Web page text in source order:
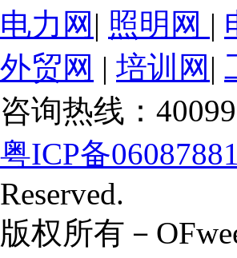
电力网 | 照明网 |
外贸网 | 培训网 |
咨询热线：
粤ICP备
Reserved.
版权所有－